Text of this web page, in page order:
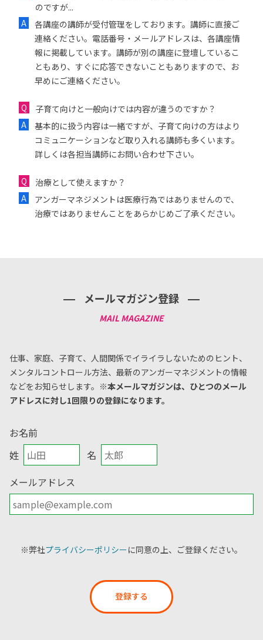
のですが...
各講座の講師が受付管理をしております。講師に直接ご
連絡ください。電話番号・メールアドレスは、各講座情
報に掲載しています。講師が別の講座に登壇しているこ
ともあり、すぐに応答できないこともありますので、お
早めにご連絡ください。
子育て向けと一般向けでは内容が違うのですか？
基本的に扱う内容は一緒ですが、子育て向けの方はより
コミュニケーションなど取り入れる講師も多くいます。
詳しくは各担当講師にお問い合わせ下さい。
治療として使えますか？
アンガーマネジメントは医療行為ではありませんので、
治療ではありませんことをあらかじめご了承ください。
メールマガジン登録
仕事、家庭、子育て、人間関係でイライラしないためのヒント、
メンタルコントロール方法、 最新のアンガーマネジメントの情報
などをお知らせします。 ※本メールマガジンは、ひとつのメール
アドレスに対し1回限りの登録になります。
お名前
姓
名
メールアドレス
※弊社プライバシーポリシーに同意の上、ご登録ください。
登録する